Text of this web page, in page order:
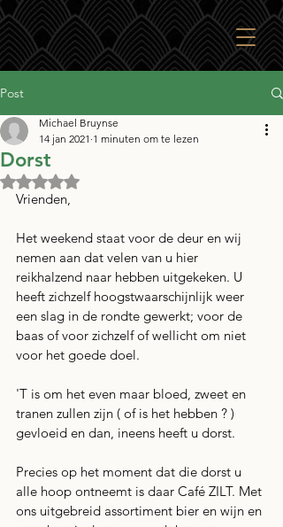
Post
Dorst
Michael Bruynse
14 jan 2021 1 minuten om te lezen
Beoordeeld met NaN uit 5 sterren.
Vrienden,
Het weekend staat voor de deur en wij
nemen aan dat velen van u hier
reikhalzend naar hebben uitgekeken. U
heeft zichzelf hoogstwaarschijnlijk weer
een slag in de rondte gewerkt; voor de
baas of voor zichzelf of wellicht om niet
voor het goede doel.
'T is om het even maar bloed, zweet en
tranen zullen zijn ( of is het hebben ? )
gevloeid en dan, ineens heeft u dorst.
Precies op het moment dat die dorst u
alle hoop ontneemt is daar Café ZILT. Met
ons uitgebreid assortiment bier en wijn en